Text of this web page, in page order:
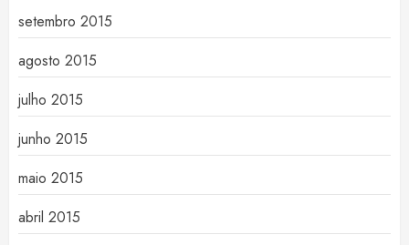
setembro 2015
agosto 2015
julho 2015
junho 2015
maio 2015
abril 2015